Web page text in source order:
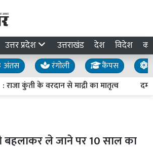
उत्तर प्रदेश उत्तराखंड देश विदेश
अंतस रंगोली कैंपस
कुंती के वरदान से माद्री का मातृत्व
बहलाकर ले जाने पर 10 साल का